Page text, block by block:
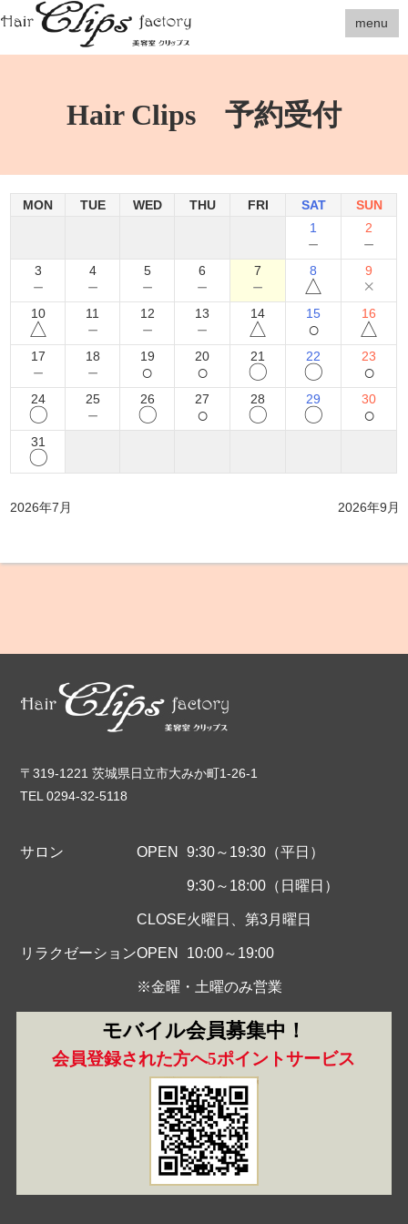
menu
Hair Clips 予約受付
MON TUE WED THU FRI SAT
SUN
1
－
2
－
3
－
4
－
5
－
6
－
7
－
8
△
9
×
10
△
11
－
12
－
13
－
14
△
15
○
16
△
17
－
18
－
19
○
20
○
21
〇
22
〇
23
○
24
〇
25
－
26
〇
27
○
28
〇
29
〇
30
○
31
〇
2026年7月 2026年9月
〒319-1221 茨城県日立市大みか町1-26-1
TEL 0294-32-5118
サロン OPEN 9:30～19:30（平日）
9:30～18:00（日曜日）
CLOSE火曜日、第3月曜日
リラクゼーションOPEN 10:00～19:00
※金曜・土曜のみ営業
モバイル会員募集中！
会員登録された方へ5ポイントサービス